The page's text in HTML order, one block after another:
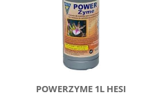
POWERZYME 1L HESI